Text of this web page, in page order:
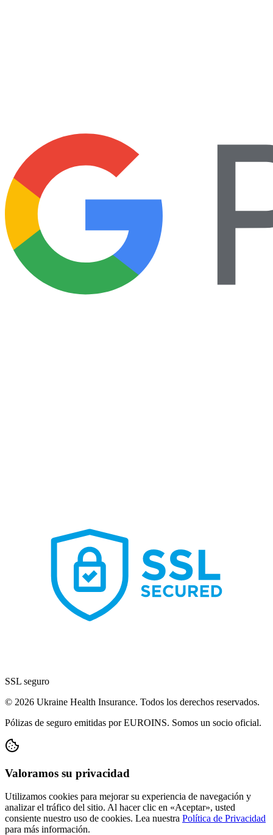
SSL seguro
© 2026 Ukraine Health Insurance. Todos los derechos reservados.
Pólizas de seguro emitidas por EUROINS. Somos un socio oficial.
Valoramos su privacidad
Utilizamos cookies para mejorar su experiencia de navegación y
analizar el tráfico del sitio. Al hacer clic en «Aceptar», usted
consiente nuestro uso de cookies. Lea nuestra Política de Privacidad
para más información.